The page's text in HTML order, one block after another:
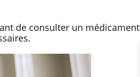
de consulter un médicament